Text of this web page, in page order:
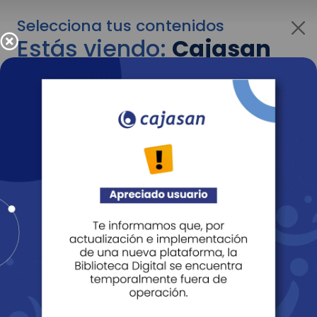
Selecciona tus contenidos
Estás viendo:Cajasan
para empresas
Para cambiar al contenido de tu interés más
adelante recuerda utilizar el menú
Entendido